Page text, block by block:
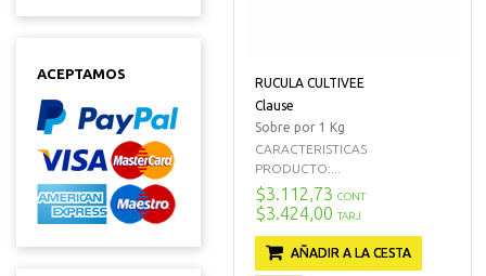
ACEPTAMOS
RUCULA CULTIVEE
Clause
Sobre por 1 Kg
CARACTERISTICAS
PRODUCTO:...
$3.112,73 CONT
$3.424,00 TARJ
AÑADIR A LA CESTA